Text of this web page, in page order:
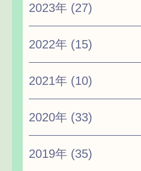
2023年 (27)
2022年 (15)
2021年 (10)
2020年 (33)
2019年 (35)